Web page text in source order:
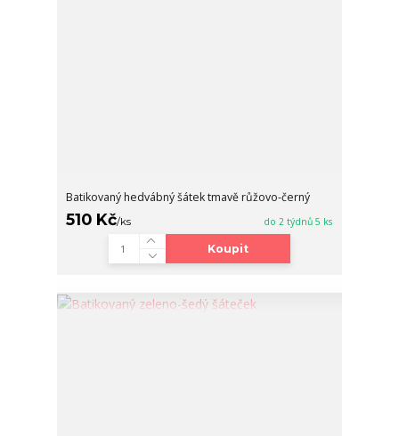
Batikovaný hedvábný šátek tmavě růžovo-černý
510 Kč/ks do 2 týdnů 5 ks
Koupit